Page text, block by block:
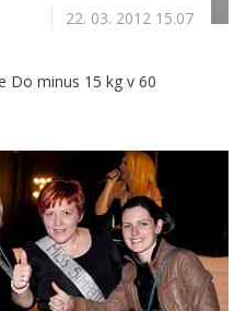
22. 03. 2012 15.07
Do minus 15 kg v 60